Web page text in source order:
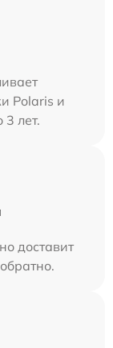
Polaris и
3 лет.
доставит